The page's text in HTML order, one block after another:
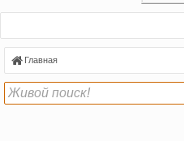
Главная